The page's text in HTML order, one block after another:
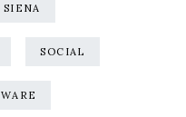
SIENA
SOCIAL